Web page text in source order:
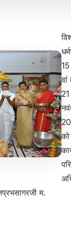
15
वां
21
म.